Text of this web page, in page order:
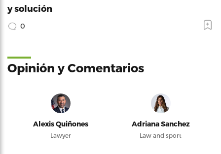
y solución
0
Opinión y Comentarios
Alexis Quiñones
Lawyer
Adriana Sanchez
Law and sport